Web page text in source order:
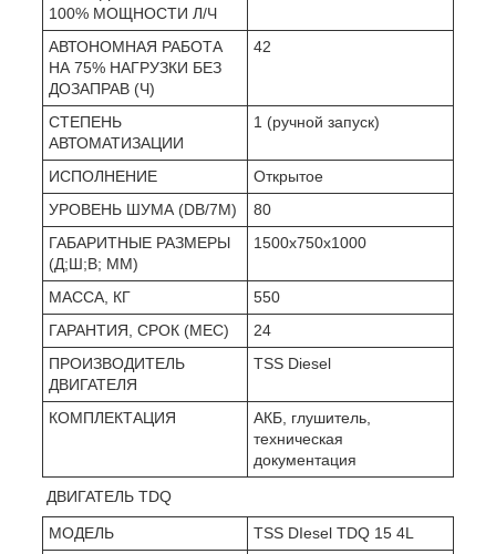
100% МОЩНОСТИ Л/Ч
АВТОНОМНАЯ РАБОТА
НА 75% НАГРУЗКИ БЕЗ
ДОЗАПРАВ (Ч)
42
СТЕПЕНЬ
АВТОМАТИЗАЦИИ
1 (ручной запуск)
ИСПОЛНЕНИЕ
Открытое
УРОВЕНЬ ШУМА (DB/7М)
80
ГАБАРИТНЫЕ РАЗМЕРЫ
(Д;Ш;В; ММ)
1500x750x1000
МАССА, КГ
550
ГАРАНТИЯ, СРОК (МЕС)
24
ПРОИЗВОДИТЕЛЬ
ДВИГАТЕЛЯ
TSS Diesel
КОМПЛЕКТАЦИЯ
АКБ, глушитель,
техническая
документация
ДВИГАТЕЛЬ TDQ
МОДЕЛЬ
TSS DIesel TDQ 15 4L